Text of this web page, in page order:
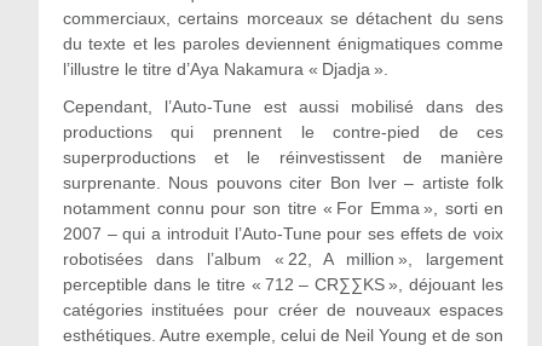
commerciaux, certains morceaux se détachent du sens
du texte et les paroles deviennent énigmatiques comme
l’illustre le titre d’Aya Nakamura « Djadja ».
Cependant, l’Auto-Tune est aussi mobilisé dans des
productions qui prennent le contre-pied de ces
superproductions et le réinvestissent de manière
surprenante. Nous pouvons citer Bon Iver – artiste folk
notamment connu pour son titre « For Emma », sorti en
2007 – qui a introduit l’Auto-Tune pour ses effets de voix
robotisées dans l’album « 22, A million », largement
perceptible dans le titre « 712 – CR∑∑KS », déjouant les
catégories instituées pour créer de nouveaux espaces
esthétiques. Autre exemple, celui de Neil Young et de son